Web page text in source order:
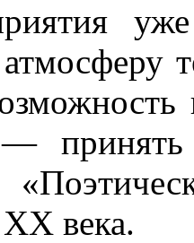
принять
века.